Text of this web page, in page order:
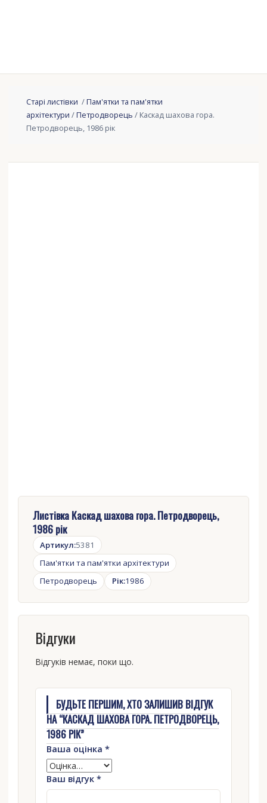
Старі листівки /Пам'ятки та пам'ятки
архітектури /Петродворець / Каскад шахова гора.
Петродворець, 1986 рік
Листівка Каскад шахова гора. Петродворець,
1986 рік
Артикул:5381
Пам'ятки та пам'ятки архітектури
Петродворець
Рік:1986
Відгуки
Відгуків немає, поки що.
БУДЬТЕ ПЕРШИМ, ХТО ЗАЛИШИВ ВІДГУК
НА “КАСКАД ШАХОВА ГОРА. ПЕТРОДВОРЕЦЬ,
1986 РІК”
Ваша оцінка *
Ваш відгук *